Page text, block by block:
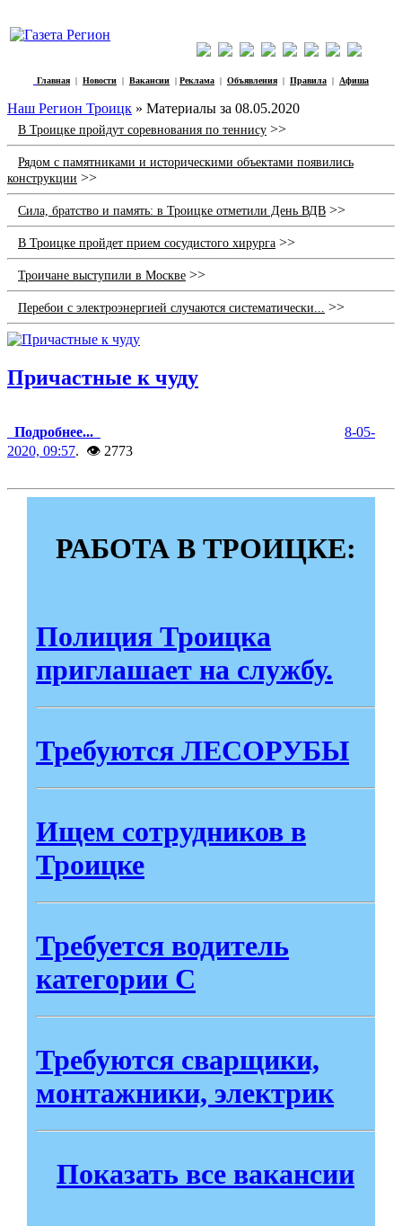
Главная | Новости | Вакансии | Реклама | Объявления | Правила | Афиша
Наш Регион Троицк » Материалы за 08.05.2020
В Троицке пройдут соревнования по теннису >>
Рядом с памятниками и историческими объектами появились
конструкции >>
Сила, братство и память: в Троицке отметили День ВДВ >>
В Троицке пройдет прием сосудистого хирурга >>
Троичане выступили в Москве >>
Перебои с электроэнергией случаются систематически... >>
Причастные к чуду
Подробнее...
8-05-
2020, 09:57. 👁 2773
РАБОТА В ТРОИЦКЕ:
Полиция Троицка
приглашает на службу.
Требуются ЛЕСОРУБЫ
Ищем сотрудников в
Троицке
Требуется водитель
категории С
Требуются сварщики,
монтажники, электрик
Показать все вакансии